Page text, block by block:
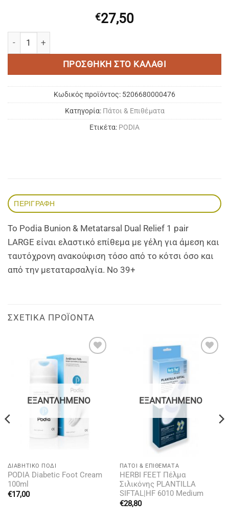
€27,50
PODIA Bunion & Metatarsal dual relief Large (1 ζεύγος)
ΠΡΟΣΘΉΚΗ ΣΤΟ ΚΑΛΆΘΙ
Κωδικός προϊόντος: 5206680000476
Κατηγορία: Πάτοι & Επιθέματα
Ετικέτα: PODIA
ΠΕΡΙΓΡΑΦΉ
To Podia Bunion & Metatarsal Dual Relief 1 pair
LARGE είναι ελαστικό επίθεμα με γέλη για άμεση και
ταυτόχρονη ανακούφιση τόσο από το κότσι όσο και
από την μεταταρσαλγία. Νο 39+
ΣΧΕΤΙΚΆ ΠΡΟΪΌΝΤΑ
Add to
ΕΞΑΝΤΛΗΜΈΝΟ
ΔΙΑΒΗΤΙΚΌ ΠΌΔΙ
PODIA Diabetic Foot Cream
100ml
€17,00
ΕΞΑΝΤΛΗΜΈΝΟ
ΠΆΤΟΙ & ΕΠΙΘΈΜΑΤΑ
HERBI FEET Πέλμα
Σιλικόνης PLANTILLA
SIFTAL|HF 6010 Medium
€28,80